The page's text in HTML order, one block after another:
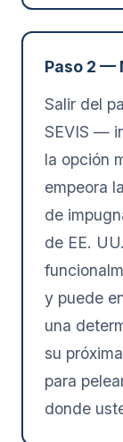
Paso 2 —
Salir del
SEVIS —
la opción
empeora
de
de EE.
y puede
una
su
para
donde